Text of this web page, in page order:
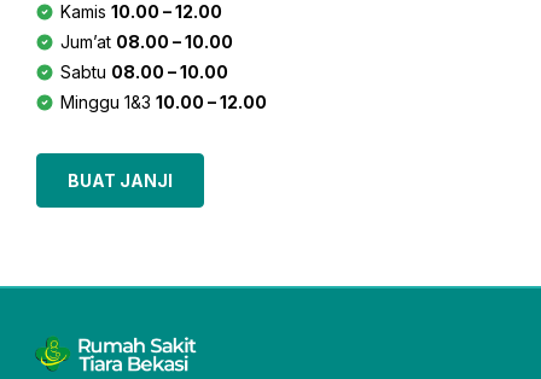
Kamis 10.00 – 12.00
Jum’at 08.00 – 10.00
Sabtu 08.00 – 10.00
Minggu 1&3 10.00 – 12.00
BUAT JANJI